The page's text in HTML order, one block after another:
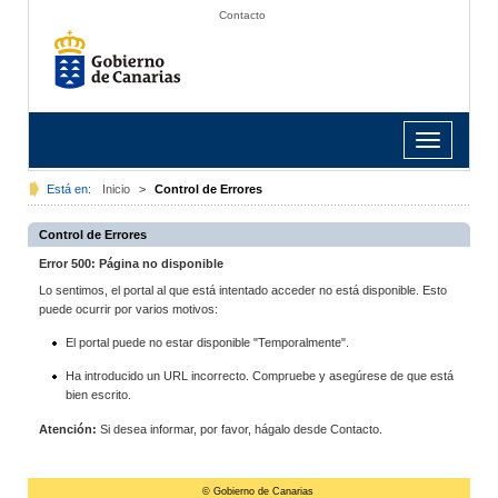
Contacto
Toggle
navigation
Está en: Inicio > Control de Errores
Control de Errores
Error 500: Página no disponible
Lo sentimos, el portal al que está intentado acceder no está disponible. Esto
puede ocurrir por varios motivos:
El portal puede no estar disponible "Temporalmente".
Ha introducido un URL incorrecto. Compruebe y asegúrese de que está
bien escrito.
Atención: Si desea informar, por favor, hágalo desde Contacto.
© Gobierno de Canarias